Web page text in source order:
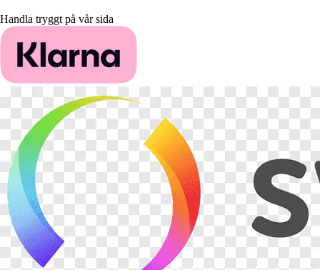
Handla tryggt på vår sida